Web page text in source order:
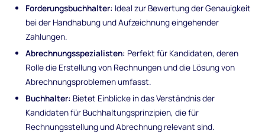
Forderungsbuchhalter: Ideal zur Bewertung der Genauigkeit
bei der Handhabung und Aufzeichnung eingehender
Zahlungen.
Abrechnungsspezialisten: Perfekt für Kandidaten, deren
Rolle die Erstellung von Rechnungen und die Lösung von
Abrechnungsproblemen umfasst.
Buchhalter: Bietet Einblicke in das Verständnis der
Kandidaten für Buchhaltungsprinzipien, die für
Rechnungsstellung und Abrechnung relevant sind.